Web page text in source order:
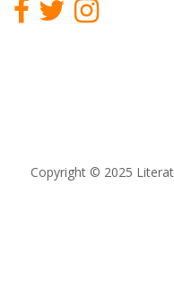
Copyright © 2025